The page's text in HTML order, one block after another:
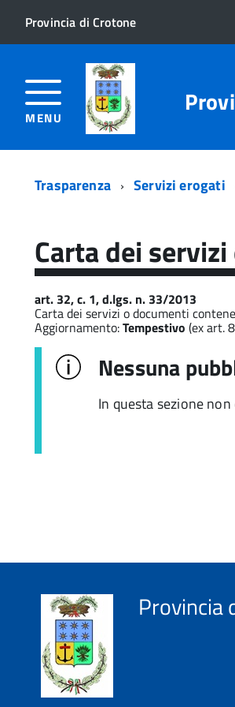
Provincia di Crotone
MENU
Trasparenza Servizi erogati
Carta dei
art. 32, c. 1, d.lgs. n. 33/2013
Carta dei servizi o documenti
Aggiornamento:Tempestivo (ex art.
Nessuna
In questa sezione
Provincia